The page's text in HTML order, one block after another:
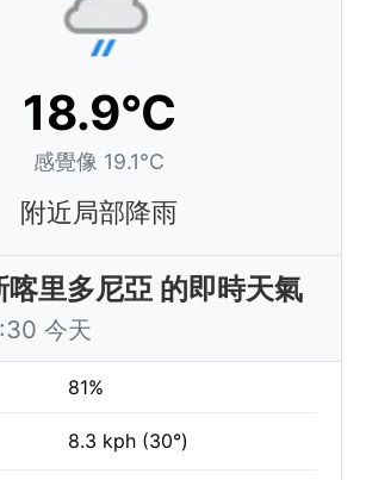
18.9°C
感覺像 19.1°C
附近局部降雨
喀里多尼亞 的即時天氣
今天
81%
8.3 kph (30°)